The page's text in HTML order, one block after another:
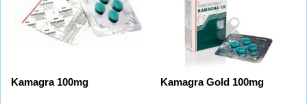
Kamagra 100mg Kamagra Gold 100mg